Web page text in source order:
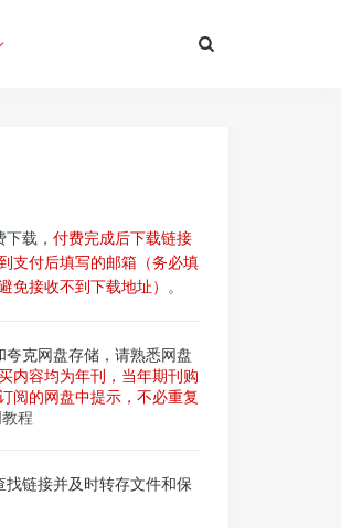
下载，付费完成后下载链接
支付后填写的邮箱（务必填
免接收不到下载地址） 。
克网盘存储，请熟悉网盘
内容均为年刊，当年期刊购
阅的网盘中提示，不必重复
程
链接并及时转存文件和保